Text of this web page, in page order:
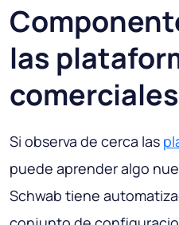
las
comerciales
Si observa de cerca las
puede aprender algo
Schwab tiene